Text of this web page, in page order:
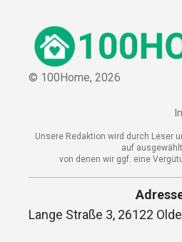
© 100Home, 2026
Unsere Redaktion wird durch Leser
auf
von denen wir ggf. eine
Lange Straße 3, 26122